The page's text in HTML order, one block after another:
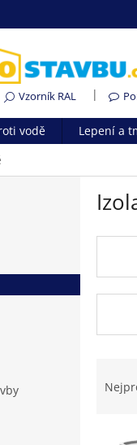
Vzorník RAL
vodě Lepení a